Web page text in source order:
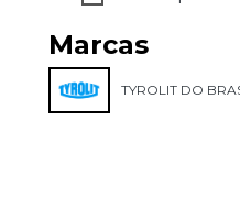
Marcas
TYROLIT DO